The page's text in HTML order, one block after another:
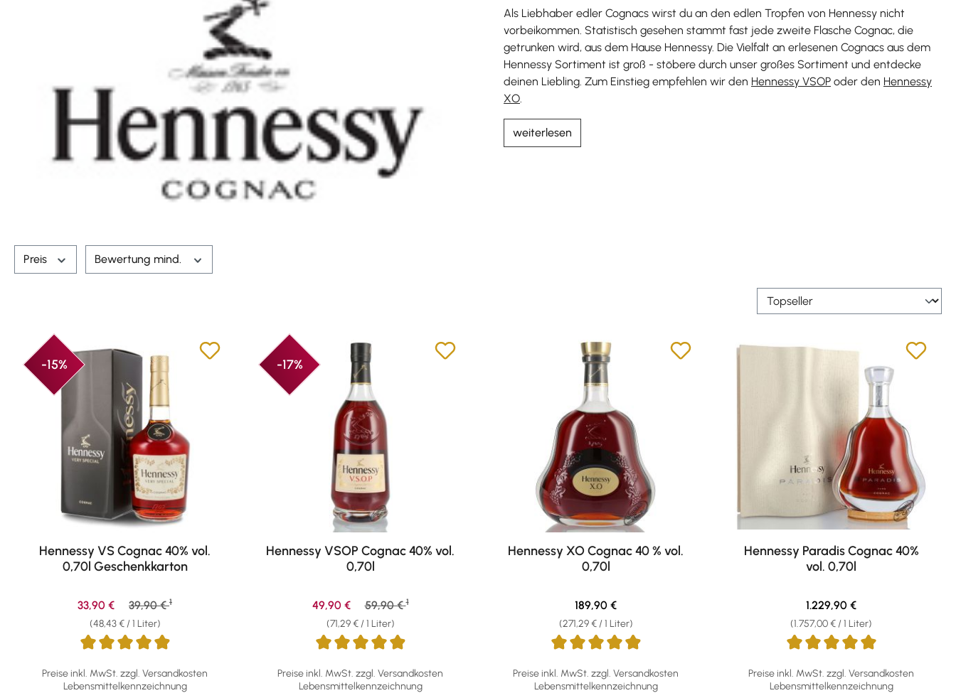
Als Liebhaber edler Cognacs wirst du an den edlen Tropfen von Hennessy nicht
vorbeikommen. Statistisch gesehen stammt fast jede zweite Flasche Cognac, die
getrunken wird, aus dem Hause Hennessy. Die Vielfalt an erlesenen Cognacs aus dem
Hennessy Sortiment ist groß - stöbere durch unser großes Sortiment und entdecke
deinen Liebling. Zum Einstieg empfehlen wir den Hennessy VSOP oder den Hennessy
XO
weiterlesen
Preis Bewertung mind.
-15%
Hennessy VS Cognac 40% vol.
0,70l Geschenkkarton
Preise inkl. MwSt. zzgl. Versandkosten
Lebensmittelkennzeichnung
(48,43 € / 1 Liter)
Verkaufspreis:
33,90 € Regulärer Preis:
39,90 € 1
-17%
Hennessy VSOP Cognac 40% vol.
0,70l
Preise inkl. MwSt. zzgl. Versandkosten
Lebensmittelkennzeichnung
(71,29 € / 1 Liter)
Verkaufspreis:
49,90 € Regulärer Preis:
59,90 € 1
Hennessy XO Cognac 40 % vol.
0,70l
Preise inkl. MwSt. zzgl. Versandkosten
Lebensmittelkennzeichnung
(271,29 € / 1 Liter)
Regulärer Preis:
189,90 €
Hennessy Paradis Cognac 40%
vol. 0,70l
Preise inkl. MwSt. zzgl. Versandkosten
Lebensmittelkennzeichnung
(1.757,00 € / 1 Liter)
Regulärer Preis:
1.229,90 €